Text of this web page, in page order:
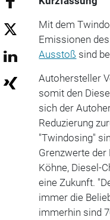
Mit dem
Emissionen
Ausstoß sind
Autohersteller
somit den
sich der
Reduzierung
"Twindosing"
Grenzwerte
Köhne, Diesel-
eine Zukunft.
immer die
immerhin sind